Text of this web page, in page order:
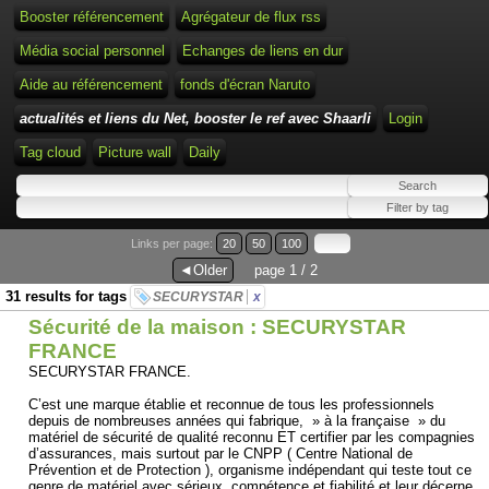
Booster référencement Agrégateur de flux rss
Média social personnel Echanges de liens en dur
Aide au référencement fonds d'écran Naruto
actualités et liens du Net, booster le ref avec Shaarli Login
Tag cloud Picture wall Daily
Links per page: 20 50 100
◄Older
page 1 / 2
31 results for tags
SECURYSTAR x
Sécurité de la maison : SECURYSTAR
FRANCE
SECURYSTAR FRANCE.
C’est une marque établie et reconnue de tous les professionnels
depuis de nombreuses années qui fabrique, » à la française » du
matériel de sécurité de qualité reconnu ET certifier par les compagnies
d’assurances, mais surtout par le CNPP ( Centre National de
Prévention et de Protection ), organisme indépendant qui teste tout ce